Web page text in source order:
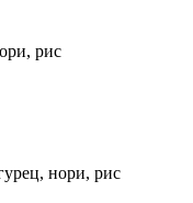
рис
нори, рис